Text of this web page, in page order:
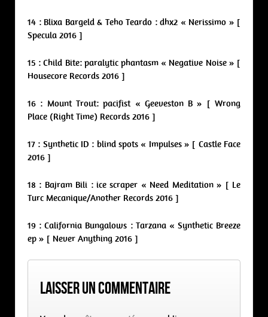
14 : Blixa Bargeld & Teho Teardo : dhx2 « Nerissimo » [
Specula 2016 ]
15 : Child Bite: paralytic phantasm « Negative Noise » [
Housecore Records 2016 ]
16 : Mount Trout: pacifist « Geeveston B » [ Wrong
Place (Right Time) Records 2016 ]
17 : Synthetic ID : blind spots « Impulses » [ Castle Face
2016 ]
18 : Bajram Bili : ice scraper « Need Meditation » [ Le
Turc Mecanique/Another Records 2016 ]
19 : California Bungalows : Tarzana « Synthetic Breeze
ep » [ Never Anything 2016 ]
Laisser un commentaire